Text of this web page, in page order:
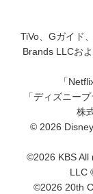
TiVo、Gガイド
Brands LLCお
「
「ディズニー
株
© 2026
©2026 KBS All
LLC
©2026 20th